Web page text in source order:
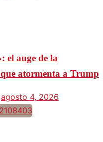
el auge de la
atormenta a Trump
agosto 4, 2026